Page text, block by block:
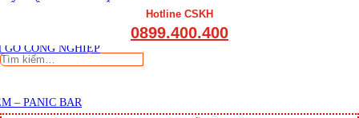
GỖ CÔNG NGHIỆP
– PANIC BAR
Hotline CSKH
0899.400.400
Tìm